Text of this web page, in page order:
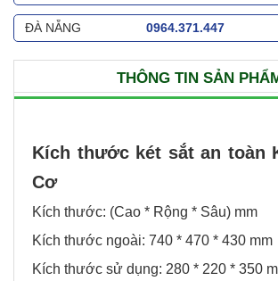
ĐÀ NẴNG 0964.371.447
THÔNG TIN SẢN
Kích thước két sắt an toàn
Cơ
Kích thước: (Cao * Rộng * Sâu) mm
Kích thước ngoài: 740 * 470 * 430 mm
Kích thước sử dụng: 280 * 220 * 350